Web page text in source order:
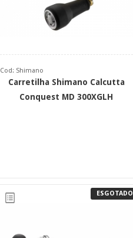
Cod: Shimano
Carretilha Shimano Calcutta
Conquest MD 300XGLH
ESGOTADO